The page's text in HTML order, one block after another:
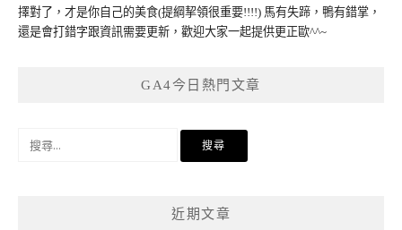
擇對了，才是你自己的美食(提綱挈領很重要!!!!) 馬有失蹄，鴨有錯掌，
還是會打錯字跟資訊需要更新，歡迎大家一起提供更正歐^^~
GA4今日熱門文章
近期文章